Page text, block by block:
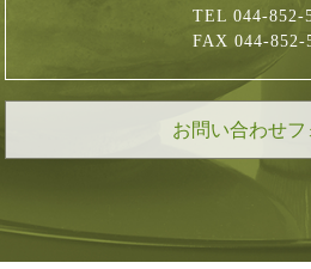
TEL 044-852-
FAX 044-852-
お問い合わせフ